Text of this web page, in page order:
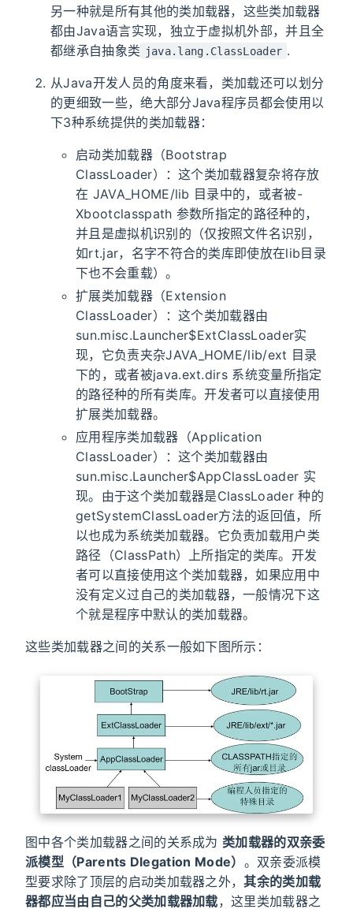
另一种就是所有其他的类加载器，这些类加载器
都由Java语言实现，独立于虚拟机外部，并且全
都继承自抽象类 java.lang.ClassLoader .
从Java开发人员的角度来看，类加载还可以划分
的更细致一些，绝大部分Java程序员都会使用以
下3种系统提供的类加载器：
启动类加载器（Bootstrap
ClassLoader）：这个类加载器复杂将存放
在 JAVA_HOME/lib 目录中的，或者被-
Xbootclasspath 参数所指定的路径种的，
并且是虚拟机识别的（仅按照文件名识别，
如rt.jar，名字不符合的类库即使放在lib目录
下也不会重载）。
扩展类加载器（Extension
ClassLoader）：这个类加载器由
sun.misc.Launcher$ExtClassLoader实
现，它负责夹杂JAVA_HOME/lib/ext 目录
下的，或者被java.ext.dirs 系统变量所指定
的路径种的所有类库。开发者可以直接使用
扩展类加载器。
应用程序类加载器（Application
ClassLoader）：这个类加载器由
sun.misc.Launcher$AppClassLoader 实
现。由于这个类加载器是ClassLoader 种的
getSystemClassLoader方法的返回值，所
以也成为系统类加载器。它负责加载用户类
路径（ClassPath）上所指定的类库。开发
者可以直接使用这个类加载器，如果应用中
没有定义过自己的类加载器，一般情况下这
个就是程序中默认的类加载器。
这些类加载器之间的关系一般如下图所示：
图中各个类加载器之间的关系成为类加载器的双亲委
派模型（Parents Dlegation Mode） 。双亲委派模
型要求除了顶层的启动类加载器之外，其余的类加载
器都应当由自己的父类加载器加载，这里类加载器之